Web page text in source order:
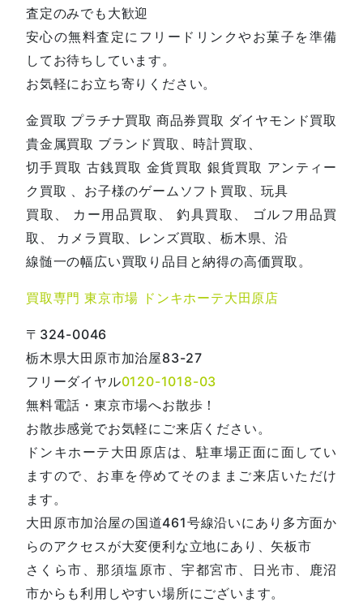
査定のみでも大歓迎
安心の無料査定にフリードリンクやお菓子を準備
してお待ちしています。
お気軽にお立ち寄りください。
金買取 プラチナ買取 商品券買取 ダイヤモンド買取
貴金属買取 ブランド買取、時計買取、
切手買取 古銭買取 金貨買取 銀貨買取 アンティー
ク買取 、お子様のゲームソフト買取、玩具
買取、 カー用品買取、 釣具買取、 ゴルフ用品買
取、 カメラ買取、レンズ買取、栃木県、沿
線髄一の幅広い買取り品目と納得の高価買取。
買取専門 東京市場 ドンキホーテ大田原店
〒324-0046
栃木県大田原市加治屋83-27
フリーダイヤル0120-1018-03
無料電話・東京市場へお散歩！
お散歩感覚でお気軽にご来店ください。
ドンキホーテ大田原店は、駐車場正面に面してい
ますので、お車を停めてそのままご来店いただけ
ます。
大田原市加治屋の国道461号線沿いにあり多方面か
らのアクセスが大変便利な立地にあり、矢板市
さくら市、那須塩原市、宇都宮市、日光市、鹿沼
市からも利用しやすい場所にございます。